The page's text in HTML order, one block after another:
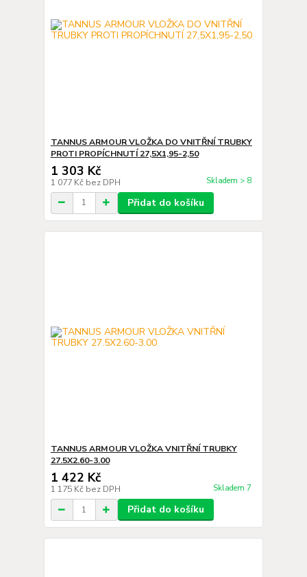
TANNUS ARMOUR VLOŽKA DO VNITŘNÍ TRUBKY
PROTI PROPÍCHNUTÍ 27,5X1,95-2,50
1 303 Kč
1 077 Kč bez DPH Skladem > 8
Přidat do košíku
TANNUS ARMOUR VLOŽKA VNITŘNÍ TRUBKY
27.5X2.60-3.00
1 422 Kč
1 175 Kč bez DPH Skladem 7
Přidat do košíku